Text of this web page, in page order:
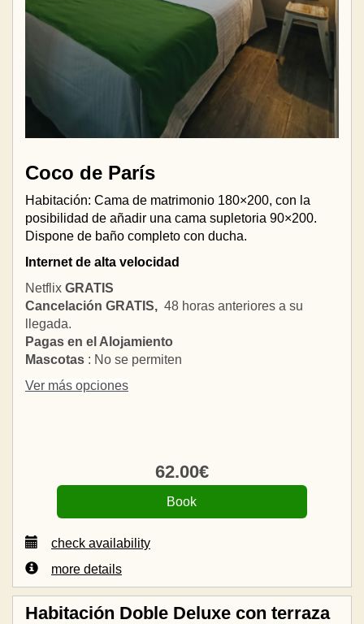
Coco de París
Habitación: Cama de matrimonio 180×200, con la
posibilidad de añadir una cama supletoria 90×200.
Dispone de baño completo con ducha.
Internet de alta velocidad
Netflix GRATIS
Cancelación GRATIS, 48 horas anteriores a su
llegada.
Pagas en el Alojamiento
Mascotas : No se permiten
Ver más opciones
62.00€
check availability
more details
Habitación Doble Deluxe con terraza